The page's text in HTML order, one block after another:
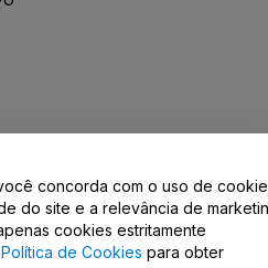
Conosco
concorda com o uso de
do site e a relevância de
cookies estritamente
Política de Cookies para obter